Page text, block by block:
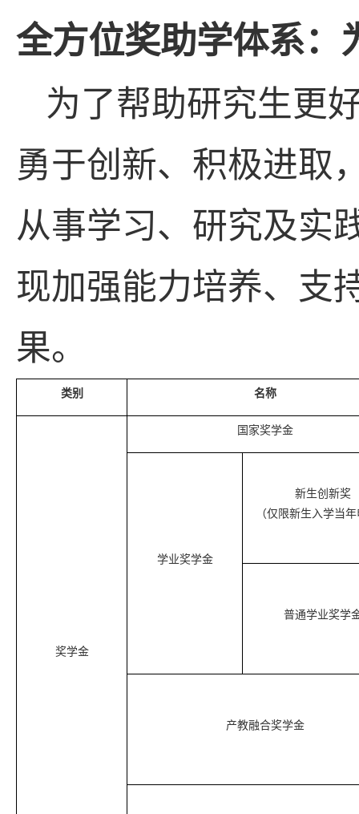
全方位奖助学体系：
为了帮助研究生更
勇于创新、积极进取
从事学习、研究及实
现加强能力培养、支
果。
类别 名称
奖学金
国家奖学金
学业奖学金
新生创新奖
（仅限新生入学当
普通学业奖学
产教融合奖学金